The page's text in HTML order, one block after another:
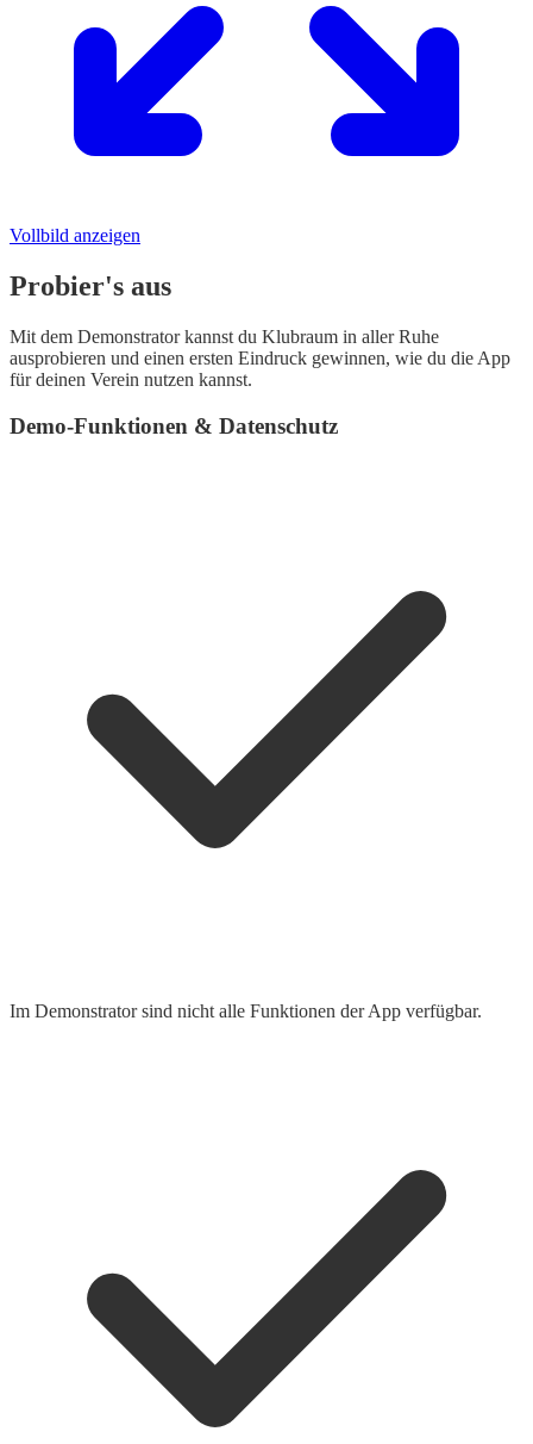
Vollbild anzeigen
Probier's aus
Mit dem Demonstrator kannst du Klubraum in aller Ruhe
ausprobieren und einen ersten Eindruck gewinnen, wie du die App
für deinen Verein nutzen kannst.
Demo-Funktionen & Datenschutz
Im Demonstrator sind nicht alle Funktionen der App verfügbar.